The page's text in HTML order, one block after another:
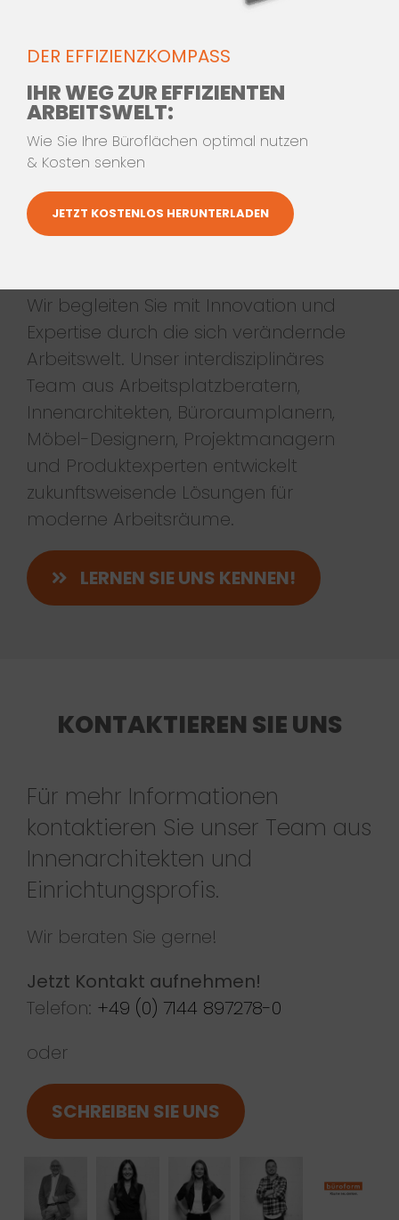
Wir begleiten Sie mit Innovation und
Expertise durch die sich verändernde
Arbeitswelt. Unser interdisziplinäres
Team aus Arbeitsplatzberatern,
Innenarchitekten, Büroraumplanern,
Möbel-Designern, Projektmanagern
und Produktexperten entwickelt
zukunftsweisende Lösungen für
moderne Arbeitsräume.
LERNEN SIE UNS KENNEN!
KONTAKTIEREN SIE UNS
Für mehr Informationen
kontaktieren Sie unser Team aus
Innenarchitekten und
Einrichtungsprofis.
Wir beraten Sie gerne!
Jetzt Kontakt aufnehmen!
Telefon: +49 (0) 7144 897278-0
oder
SCHREIBEN SIE UNS
DER EFFIZIENZKOMPASS
IHR WEG ZUR EFFIZIENTEN
ARBEITSWELT:
Wie Sie Ihre Büroflächen optimal nutzen
& Kosten senken
JETZT KOSTENLOS HERUNTERLADEN